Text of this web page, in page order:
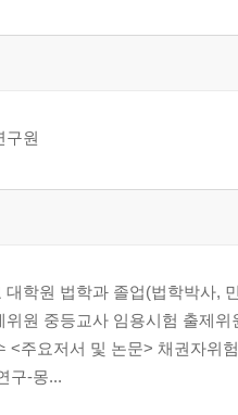
구원
대학원 법학과 졸업(법학박사,
위원 중등교사 임용시험 출제
<주요저서 및 논문> 채권자위
구-몽...